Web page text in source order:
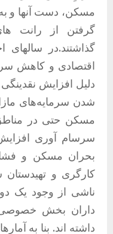
مسکن، دست آنها و
گرفتن از رانت
گذاشتند.در سالهای
اقتصادی و کاهش
دلیل افزایش
شدن سرمایه‌های
مسکن حتی در
سرسام آوری
بحران مسکن و
کارگری و
ناشی از وجود یک
داران بخش خصوصی
داشته اند. بنا به